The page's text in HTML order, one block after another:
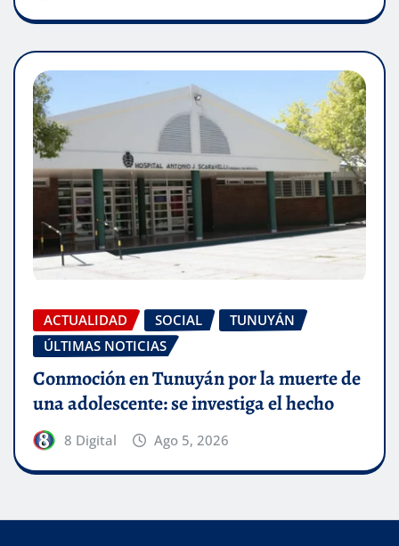
ACTUALIDAD SOCIAL
TUNUYÁN
ÚLTIMAS NOTICIAS
Conmoción en Tunuyán por la muerte de
una adolescente: se investiga el hecho
8 Digital Ago 5, 2026